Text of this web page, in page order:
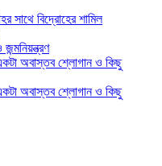
সাথে বিদ্রোহের শামিল
অবাস্তব শ্লোগান ও কিছু
অবাস্তব শ্লোগান ও কিছু